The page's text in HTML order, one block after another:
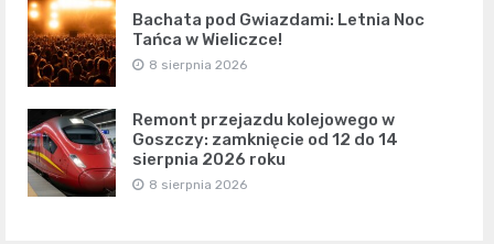
Bachata pod Gwiazdami: Letnia Noc
Tańca w Wieliczce!
8 sierpnia 2026
Remont przejazdu kolejowego w
Goszczy: zamknięcie od 12 do 14
sierpnia 2026 roku
8 sierpnia 2026